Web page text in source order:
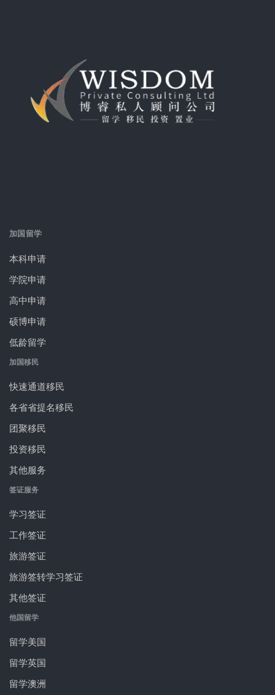
加国留学
本科申请
学院申请
高中申请
硕博申请
低龄留学
加国移民
快速通道移民
各省省提名移民
团聚移民
投资移民
其他服务
签证服务
学习签证
工作签证
旅游签证
旅游签转学习签证
其他签证
他国留学
留学美国
留学英国
留学澳洲